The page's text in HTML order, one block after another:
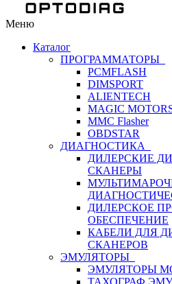
Меню
Каталог
ПРОГРАММАТОРЫ
PCMFLASH
DIMSPORT
ALIENTECH
MAGIC
MMC Flasher
OBDSTAR
ДИАГНОСТИКА
ДИЛЕРСКИЕ
СКАНЕРЫ
ДИЛЕРСКОЕ
ОБЕСПЕЧЕНИЕ
КАБЕЛИ ДЛЯ
СКАНЕРОВ
ЭМУЛЯТОРЫ
ЭМУЛЯТОРЫ
ТАХОГРАФ